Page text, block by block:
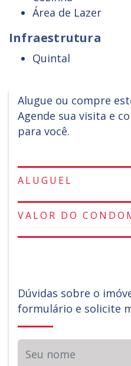
Área de Lazer
Infraestrutura
Quintal
Alugue ou compre
Agende sua visita e
para você.
ALUGUEL
VALOR DO
Dúvidas sobre o
formulário e solicite